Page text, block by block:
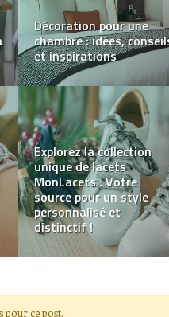
Acheter des chaussures
moins chères en ligne
La crédence de cuisine :
Protection et élégance
pour vos murs
pour ce post.